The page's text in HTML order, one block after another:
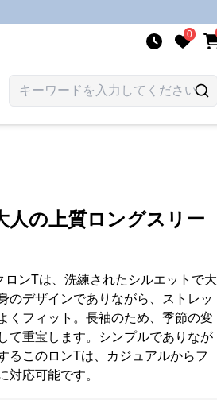
0
人の上質ロングスリー
ロンTは、洗練されたシルエットで大
のデザインでありながら、ストレッ
くフィット。長袖のため、季節の変
て重宝します。シンプルでありなが
るこのロンTは、カジュアルからフ
対応可能です。